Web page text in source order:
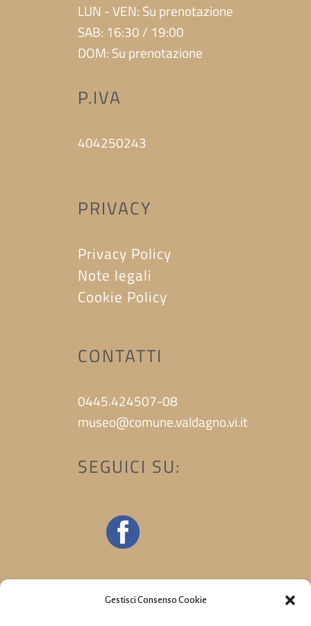
Gestisci Consenso Cookie
LUN - VEN: Su prenotazione
SAB: 16:30 / 19:00
DOM: Su prenotazione
P.IVA
404250243
PRIVACY
Privacy Policy
Note legali
Cookie Policy
CONTATTI
0445.424507-08
museo@comune.valdagno.vi.it
SEGUICI SU: